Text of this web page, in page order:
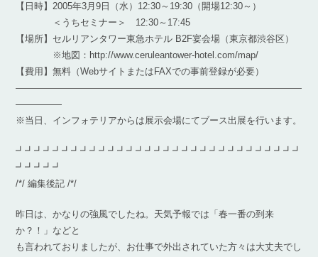
【日時】2005年3月9日（水）12:30～19:30（開場12:30～）
＜うちセミナー＞ 12:30～17:45
【場所】セルリアンタワー東急ホテル B2F宴会場（東京都渋谷区）
※地図：http://www.ceruleantower-hotel.com/map/
【費用】無料（WebサイトまたはFAXでの事前登録が必要）
―――――――――――――――――――――――――――――――
―――――
※当日、インフォテリアからは展示会場にてブース出展を行います。
┛┛┛┛┛┛┛┛┛┛┛┛┛┛┛┛┛┛┛┛┛┛┛┛┛┛┛┛┛┛┛
┛┛┛┛┛
/*/ 編集後記 /*/
昨日は、かなりの強風でしたね。天気予報では「春一番の到来
か？！」などと
も言われておりましたが、お仕事で外出されていた方々は大丈夫でし